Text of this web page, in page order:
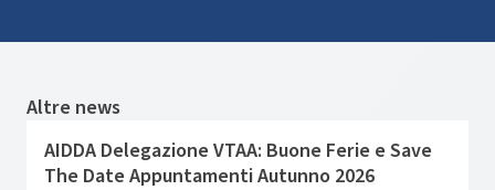
Altre news
AIDDA Delegazione VTAA: Buone Ferie e Save
The Date Appuntamenti Autunno 2026